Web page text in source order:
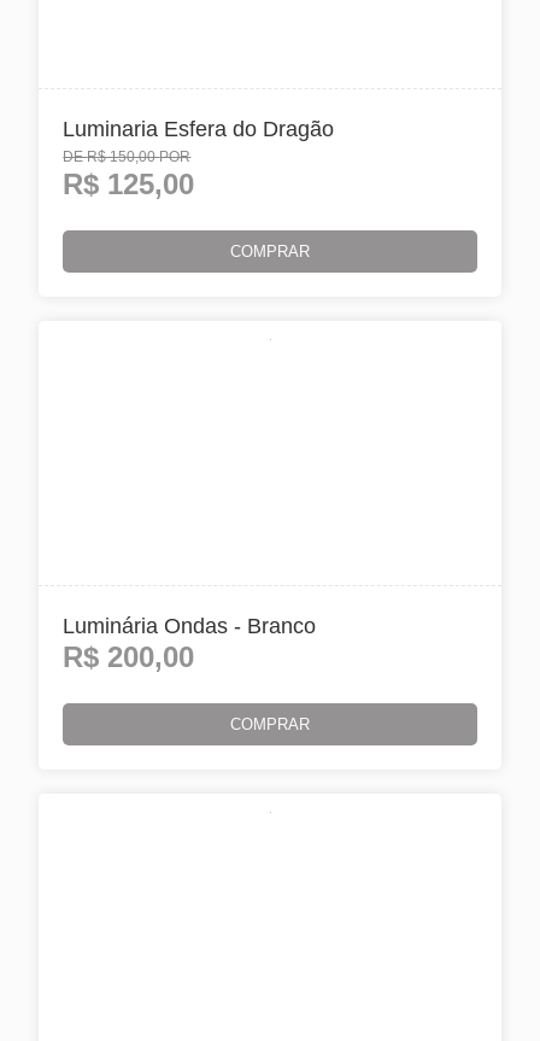
Luminaria Esfera do Dragão
DER$ 150,00POR
R$ 125,00
COMPRAR
Luminária Ondas - Branco
R$ 200,00
COMPRAR